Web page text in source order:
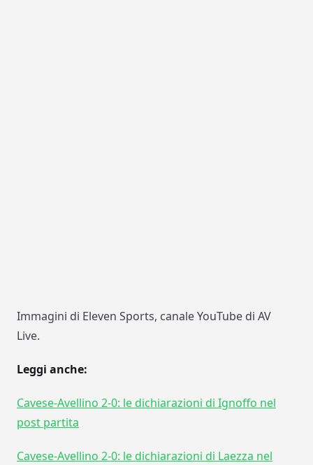
Immagini di Eleven Sports, canale YouTube di AV
Live.
Leggi anche:
Cavese-Avellino 2-0: le dichiarazioni di Ignoffo nel
post partita
Cavese-Avellino 2-0: le dichiarazioni di Laezza nel